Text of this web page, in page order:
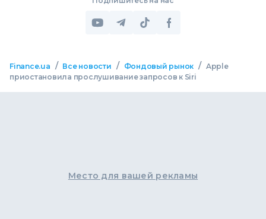
Finance.ua / Все новости / Фондовый рынок / Apple
приостановила прослушивание запросов к Siri
Место для вашей рекламы